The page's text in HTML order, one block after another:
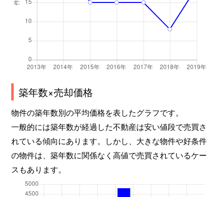
築年数×売却価格
物件の築年数別の平均価格を表したグラフです。
一般的には築年数が経過した不動産は安い値段で売買さ
れている傾向にあります。しかし、大きな物件や好条件
の物件は、築年数に関係なく高値で売買されているケー
スもあります。